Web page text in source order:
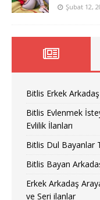
Şubat 12,
Bitlis Erkek
Bitlis Evlenmek
Evlilik İlanları
Bitlis Dul Bayanlar
Bitlis Bayan
Erkek Arkadaş
ve Seri ilanlar